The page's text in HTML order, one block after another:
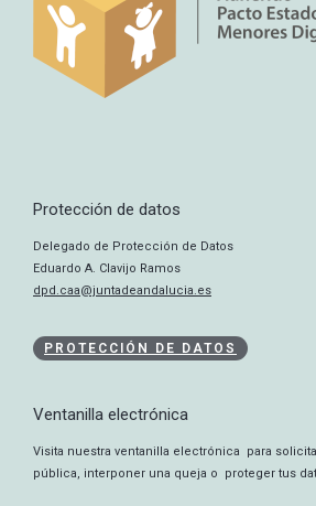
Protección de datos
Delegado de Protección de Datos
Eduardo A. Clavijo Ramos
dpd.caa@juntadeandalucia.es
PROTECCIÓN DE DATOS
Ventanilla electrónica
Visita nuestra ventanilla electrónica para
pública, interponer una queja o proteger tus